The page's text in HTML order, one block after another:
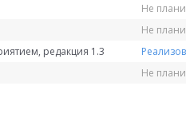
Не
Не
редакция 1.3
Не